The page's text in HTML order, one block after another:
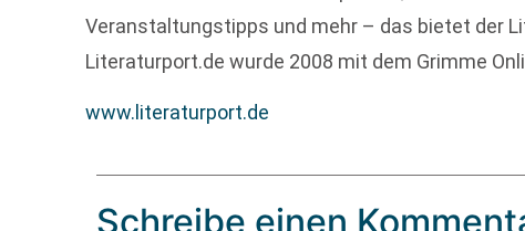
Veranstaltungstipps und mehr – das bietet der
Literaturport.de wurde 2008 mit dem Grimme
www.literaturport.de
Schreibe einen